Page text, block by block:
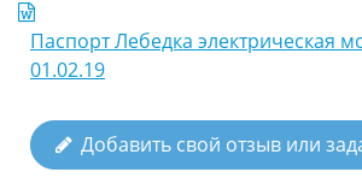
Паспорт Лебедка электрическая
01.02.19
Добавить свой отзыв или